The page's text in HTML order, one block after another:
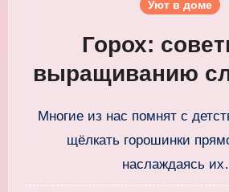
Уют в доме
Горох:
выращиванию
Многие из нас помнят с детства, как приятно
щёлкать горошинки
наслаждаясь